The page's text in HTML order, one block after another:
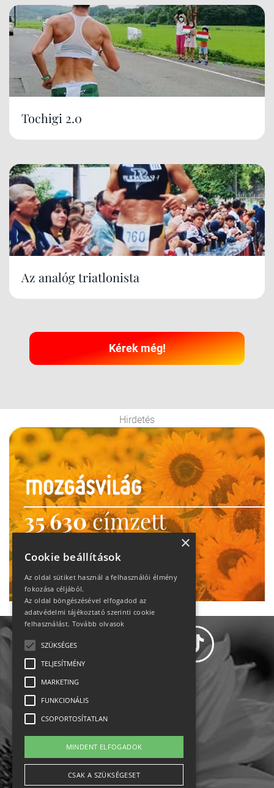
Tochigi 2.0
Az analóg triatlonista
Kérek még!
Hirdetés
35 630címzett
heti motiváció
Ne maradj le!
Állásajánlatok
Impresszum-kapcsolat
Jogi nyilatkozat
×
Cookie beállítások
Az oldal sütiket használ a felhasználói élmény
fokozása céljából.
Az oldal böngészésével elfogadod az
adatvédelmi tájékoztató szerinti cookie
felhasználást. Tovább olvasok
SZÜKSÉGES
TELJESÍTMÉNY
MARKETING
FUNKCIONÁLIS
CSOPORTOSÍTATLAN
MINDENT ELFOGADOK
CSAK A SZÜKSÉGESET